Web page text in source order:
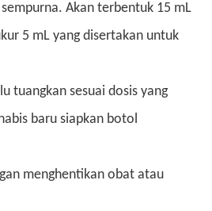
Akan terbentuk 15 mL
5 mL yang disertakan untuk
tuangkan sesuai dosis yang
baru siapkan botol
menghentikan obat atau